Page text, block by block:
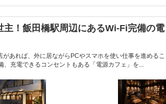
主！飯田橋駅周辺にあるWi-Fi完備の電
あれば、外に居ながらPCやスマホを使い仕事を進めるこ
充電できるコンセントもある「電源カフェ」を...